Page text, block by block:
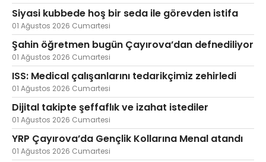
Siyasi kubbede hoş bir seda ile görevden istifa
01 Ağustos 2026 Cumartesi
Şahin öğretmen bugün Çayırova’dan defnediliyor
01 Ağustos 2026 Cumartesi
ISS: Medical çalışanlarını tedarikçimiz zehirledi
01 Ağustos 2026 Cumartesi
Dijital takipte şeffaflık ve izahat istediler
01 Ağustos 2026 Cumartesi
YRP Çayırova’da Gençlik Kollarına Menal atandı
01 Ağustos 2026 Cumartesi